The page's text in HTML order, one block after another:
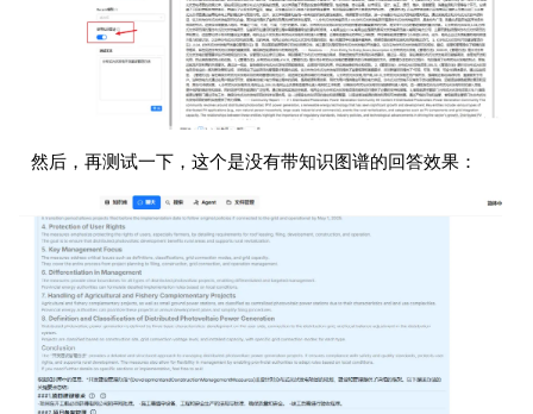
然后，再测试一下，这个是没有带知识图谱的回答效果：